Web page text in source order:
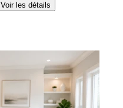
Voir les détails